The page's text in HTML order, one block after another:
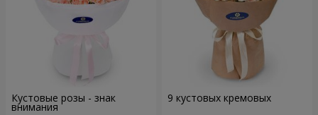
Кустовые розы - знак
внимания
9 кустовых кремовых